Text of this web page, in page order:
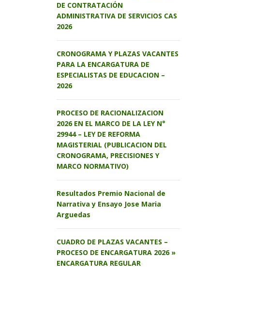
DE CONTRATACIÓN
ADMINISTRATIVA DE SERVICIOS CAS
2026
CRONOGRAMA Y PLAZAS VACANTES
PARA LA ENCARGATURA DE
ESPECIALISTAS DE EDUCACION –
2026
PROCESO DE RACIONALIZACION
2026 EN EL MARCO DE LA LEY N°
29944 – LEY DE REFORMA
MAGISTERIAL (PUBLICACION DEL
CRONOGRAMA, PRECISIONES Y
MARCO NORMATIVO)
Resultados Premio Nacional de
Narrativa y Ensayo Jose Maria
Arguedas
CUADRO DE PLAZAS VACANTES –
PROCESO DE ENCARGATURA 2026 »
ENCARGATURA REGULAR